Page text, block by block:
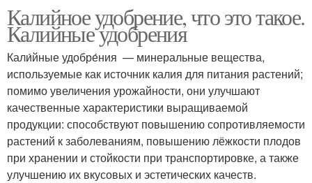
Калийное удобрение, что это такое.
Калийные удобрения
Кали́йные удобре́ния — минеральные вещества,
используемые как источник калия для питания растений;
помимо увеличения урожайности, они улучшают
качественные характеристики выращиваемой
продукции: способствуют повышению сопротивляемости
растений к заболеваниям, повышению лёжкости плодов
при хранении и стойкости при транспортировке, а также
улучшению их вкусовых и эстетических качеств.